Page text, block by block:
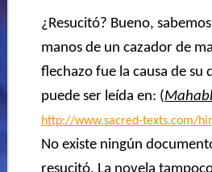
¿Resucitó? Bueno,
manos de un cazador de
flechazo fue la causa de su
puede ser leída en: (
http://www.sacred-texts.com/
No existe ningún